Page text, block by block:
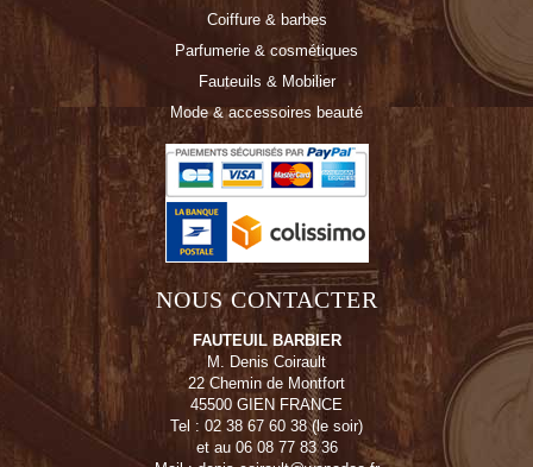
Coiffure & barbes
Parfumerie & cosmétiques
Fauteuils & Mobilier
Mode & accessoires beauté
NOUS CONTACTER
FAUTEUIL BARBIER
M. Denis Coirault
22 Chemin de Montfort
45500 GIEN FRANCE
Tel : 02 38 67 60 38 (le soir)
et au 06 08 77 83 36